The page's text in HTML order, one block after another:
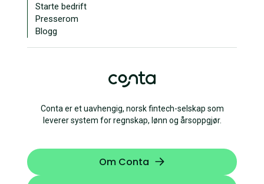
Conta er et uavhengig, norsk fintech-selskap som
leverer system for regnskap, lønn og årsoppgjør.
Om Conta
Starte bedrift
Presserom
Blogg